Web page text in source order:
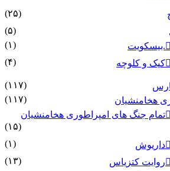
(۲۵)
(۵)
.بیسکویت
(۱)
کیک و کلوچه
(۴)
(۱۱۷)
هخامنشیان
(۱۱۷)
تمام جنگ های امپراطوری هخامنشیان
(۱۵)
داریوش
(۱)
روایت کتزیاس
(۱۳)